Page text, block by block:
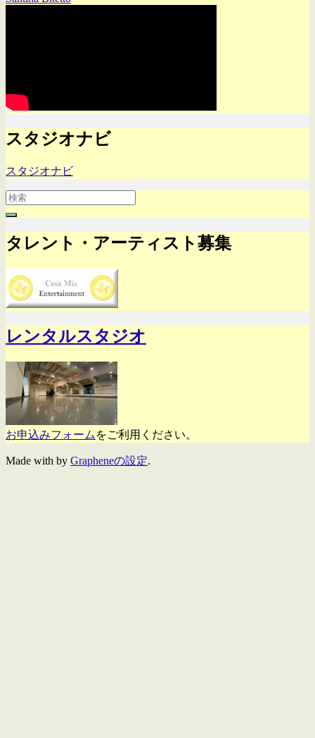
スタジオナビ
スタジオナビ
Search
for:
タレント・アーティスト募集
レンタルスタジオ
お申込みフォーム をご利用ください。
Made with by Grapheneの設定.